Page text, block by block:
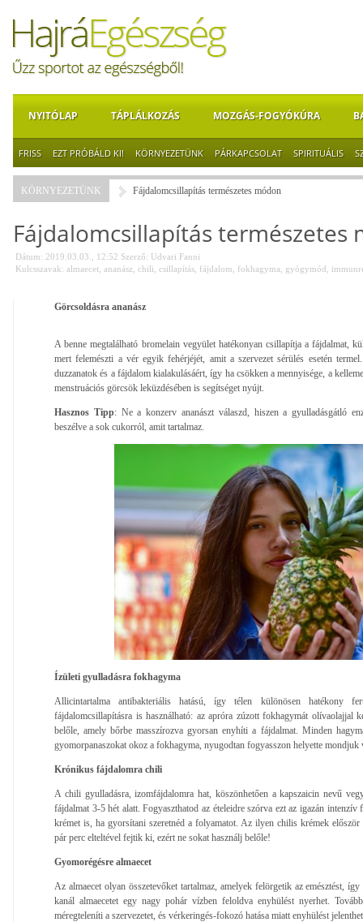
NYITÓLAP TÁPLÁLKOZÁS MOZGÁS-FOGYÓKÚRA
FRISS EZT PRÓBÁLD KI! KÖRNYEZETÜNK PÁRKAPCSOLAT SPIRITUÁLIS
KÖRNYEZETÜNK Fájdalomcsillapítás természetes módon
Fájdalomcsillapítás természetes
Dátum: 2019.03.03., 12:52 Szerző: Udvari Fanni
Kulcsszavak: almaecet ananász chili csillapítás fájdalom fokhagyma gyógymód
Görcsoldásra ananász
A benne megtalálható bromelain vegyület hatékonyan csillapítja a fájdalmat,
mert felemészti a vér egyik fehérjéjét, amit a szervezet sérülés esetén
duzzanatok és a fájdalom kialakulásáért, így ha csökken a mennyisége, a
menstruációs görcsök leküzdésében is segítséget nyújt.
Hasznos Tipp: Ne a konzerv ananászt válaszd, hiszen a gyulladásgátló
beszélve a sok cukorról, amit tartalmaz.
Ízületi gyulladásra fokhagyma
Allicintartalma antibakteriális hatású, így télen különösen hatékony
fájdalomcsillapításra is használható: az apróra zúzott fokhagymát olívaolajjal
belőle, amely bőrbe masszírozva gyorsan enyhíti a fájdalmat. Minden
gyomorpanaszokat okoz a fokhagyma, nyugodtan fogyasszon helyette
Krónikus fájdalomra chili
A chili gyulladásra, izomfájdalomra hat, köszönhetően a kapszaicin nevű
fájdalmat 3-5 hét alatt. Fogyaszthatod az ételeidre szórva ezt az igazán intenzív
krémet is, ha gyorsítani szeretnéd a folyamatot. Az ilyen chilis krémek
pár perc elteltével fejtik ki, ezért ne sokat használj belőle!
Gyomorégésre almaecet
Az almaecet olyan összetevőket tartalmaz, amelyek felörgetik az emésztést,
kanál almaecetet egy nagy pohár vízben feloldva enyhülést nyerhet.
méregteleníti a szervezetet, és vérkeringés-fokozó hatása miatt enyhülést